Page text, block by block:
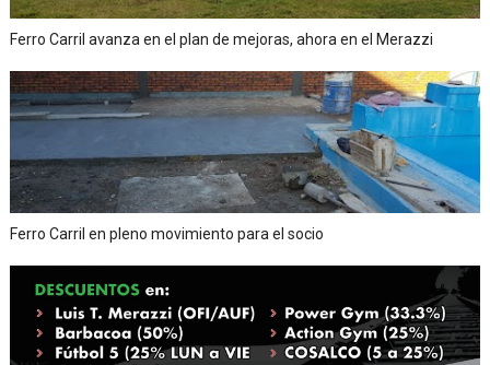
Ferro Carril avanza en el plan de mejoras, ahora en el Merazzi
Ferro Carril en pleno movimiento para el socio